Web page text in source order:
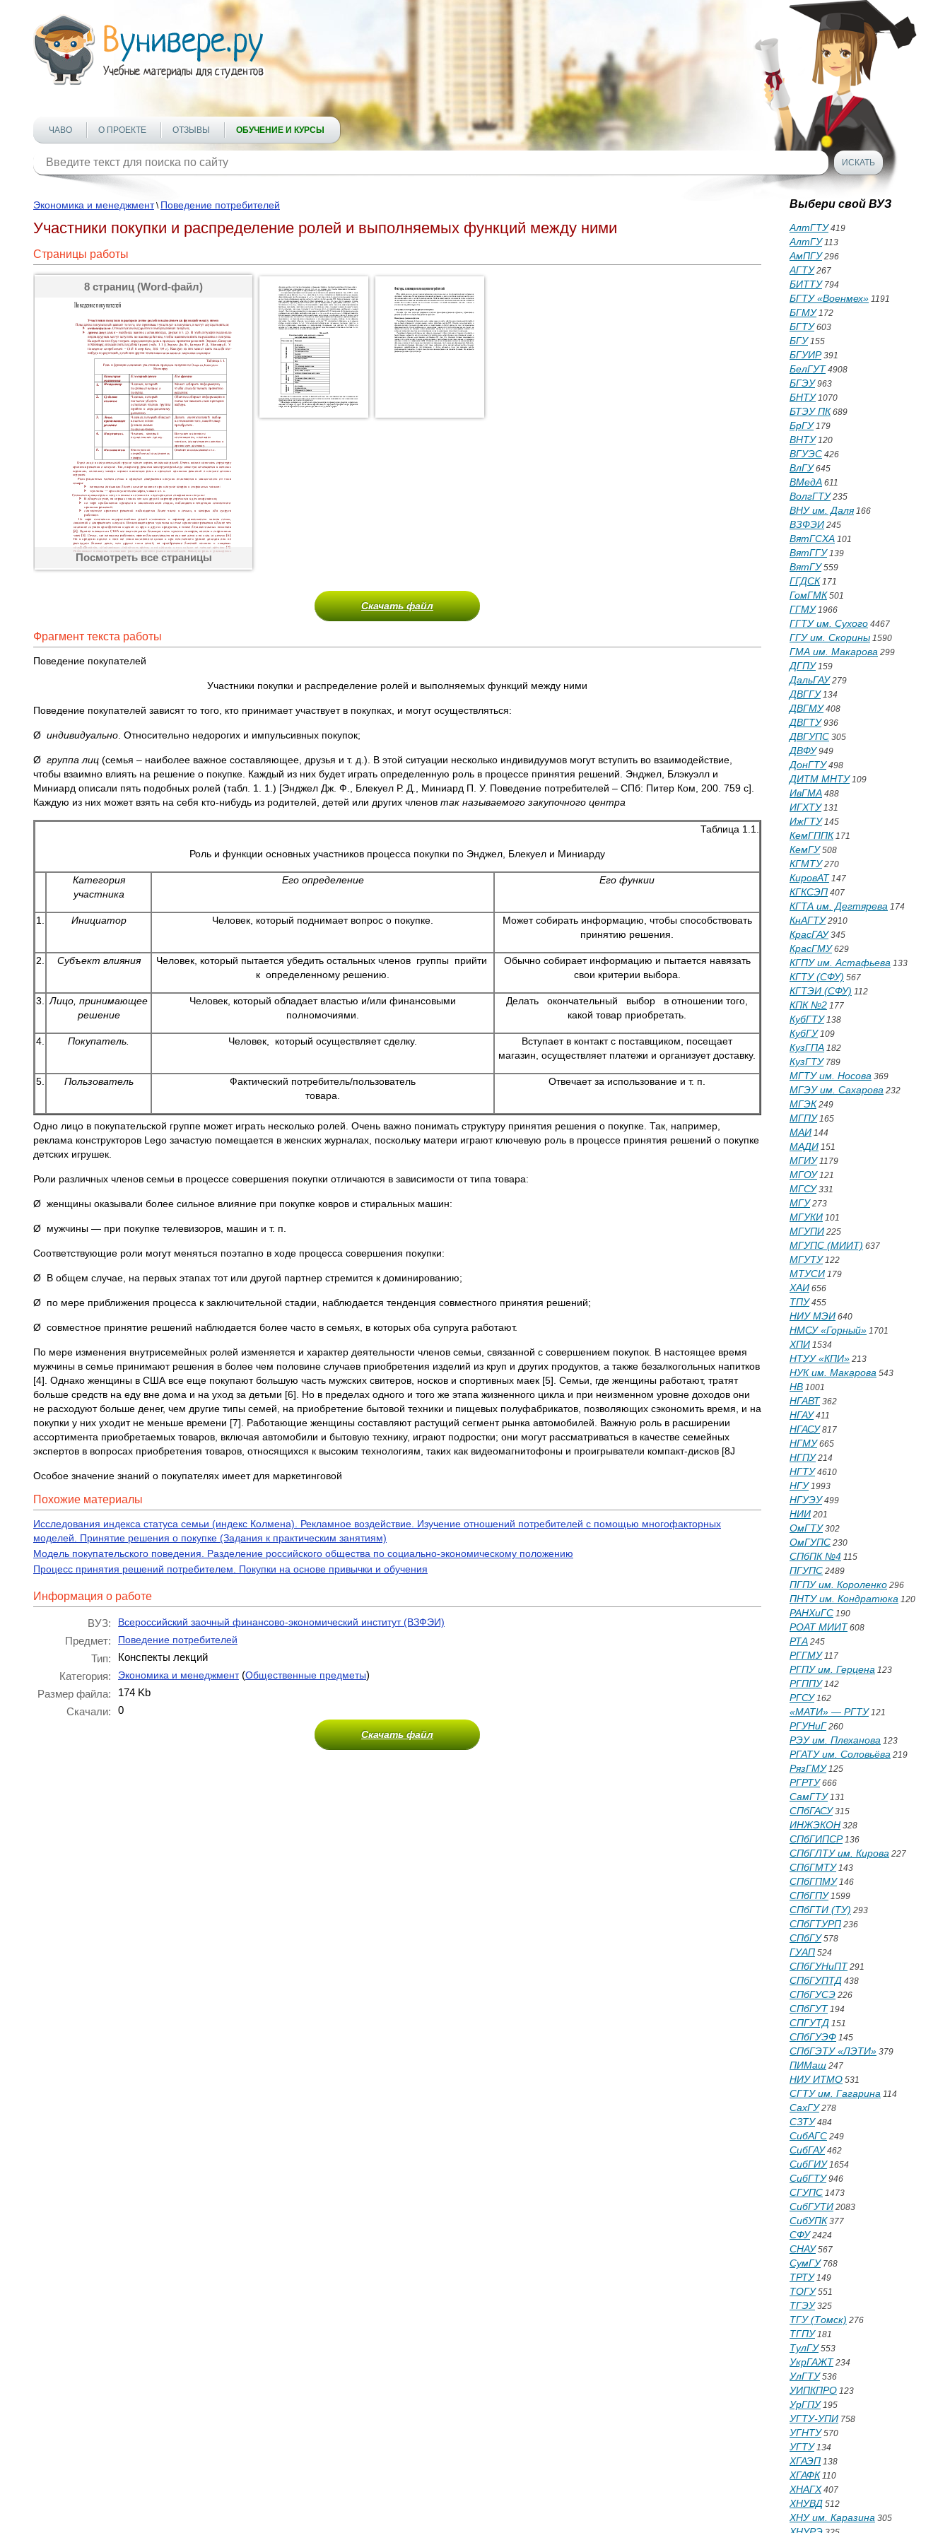
ЧАВО О ПРОЕКТЕ ОТЗЫВЫ ОБУЧЕНИЕ И КУРСЫ
Экономика и менеджмент\ Поведение потребителей
Участники покупки и распределение ролей и выполняемых функций между ними
Страницы работы
8 страниц (Word-файл)
Посмотреть все страницы
Скачать файл
Фрагмент текста работы
Поведение покупателей
Участники покупки и распределение ролей и выполняемых функций между ними
Поведение покупателей зависят то того, кто принимает участвует в покупках, и могут осуществляться:
Ø индивидуально . Относительно недорогих и импульсивных покупок;
Ø группа лиц (семья – наиболее важное составляющее, друзья и т. д.). В этой ситуации несколько индивидуумов могут вступить во взаимодействие,
чтобы взаимно влиять на решение о покупке. Каждый из них будет играть определенную роль в процессе принятия решений. Энджел, Блэкуэлл и
Миниард описали пять подобных ролей (табл. 1. 1.) [Энджел Дж. Ф., Блекуел Р. Д., Миниард П. У. Поведение потребителей – СПб: Питер Ком, 200. 759 с].
Каждую из них может взять на себя кто-нибудь из родителей, детей или других членов так называемого закупочного центра
Таблица 1.1.
Роль и функции основных участников процесса покупки по Энджел, Блекуел и Миниарду
Категория
участника
Его определение Его функии
1. Инициатор Человек, который поднимает вопрос о покупке.
Может собирать информацию, чтобы способствовать
принятию решения.
2. Субъект влияния
Человек, который пытается убедить остальных членов группы прийти
к определенному решению.
Обычно собирает информацию и пытается навязать
свои критерии выбора.
3.
Лицо, принимающее
решение
Человек, который обладает властью и/или финансовыми
полномочиями.
Делать окончательный выбор в отношении того,
какой товар приобретать.
4. Покупатель. Человек, который осуществляет сделку.
Вступает в контакт с поставщиком, посещает
магазин, осуществляет платежи и организует доставку.
5. Пользователь
Фактический потребитель/пользователь
товара.
Отвечает за использование и т. п.
Одно лицо в покупательской группе может играть несколько ролей. Очень важно понимать структуру принятия решения о покупке. Так, например,
реклама конструкторов Lego зачастую помещается в женских журналах, поскольку матери играют ключевую роль в процессе принятия решений о покупке
детских игрушек.
Роли различных членов семьи в процессе совершения покупки отличаются в зависимости от типа товара:
Ø женщины оказывали более сильное влияние при покупке ковров и стиральных машин:
Ø мужчины — при покупке телевизоров, машин и т. п.
Соответствующие роли могут меняться поэтапно в ходе процесса совершения покупки:
Ø В общем случае, на первых этапах тот или другой партнер стремится к доминированию;
Ø по мере приближения процесса к заключительной стадии, наблюдается тенденция совместного принятия решений;
Ø совместное принятие решений наблюдается более часто в семьях, в которых оба супруга работают.
По мере изменения внутрисемейных ролей изменяется и характер деятельности членов семьи, связанной с совершением покупок. В настоящее время
мужчины в семье принимают решения в более чем половине случаев приобретения изделий из круп и других продуктов, а также безалкогольных напитков
[4]. Однако женщины в США все еще покупают большую часть мужских свитеров, носков и спортивных маек [5]. Семьи, где женщины работают, тратят
больше средств на еду вне дома и на уход за детьми [6]. Но в пределах одного и того же этапа жизненного цикла и при неизменном уровне доходов они
не расходуют больше денег, чем другие типы семей, на приобретение бытовой техники и пищевых полуфабрикатов, позволяющих сэкономить время, и на
покупки у них уходит не меньше времени [7]. Работающие женщины составляют растущий сегмент рынка автомобилей. Важную роль в расширении
ассортимента приобретаемых товаров, включая автомобили и бытовую технику, играют подростки; они могут рассматриваться в качестве семейных
экспертов в вопросах приобретения товаров, относящихся к высоким технологиям, таких как видеомагнитофоны и проигрыватели компакт-дисков [8J
Особое значение знаний о покупателях имеет для маркетинговой
Похожие материалы
Исследования индекса статуса семьи (индекс Колмена). Рекламное воздействие. Изучение отношений потребителей с помощью многофакторных
моделей. Принятие решения о покупке (Задания к практическим занятиям)
Модель покупательского поведения. Разделение российского общества по социально-экономическому положению
Процесс принятия решений потребителем. Покупки на основе привычки и обучения
Информация о работе
ВУЗ: Всероссийский заочный финансово-экономический институт (ВЗФЭИ)
Предмет: Поведение потребителей
Тип:
Конспекты лекций
Категория:
Экономика и менеджмент(Общественные предметы)
Размер файла:
174 Kb
Скачали:
0
Скачать файл
Выбери свой ВУЗ
АлтГТУ419
АлтГУ113
АмПГУ296
АГТУ267
БИТТУ794
БГТУ «Военмех» 1191
БГМУ172
БГТУ603
БГУ155
БГУИР391
БелГУТ 4908
БГЭУ963
БНТУ1070
БТЭУ ПК 689
БрГУ179
ВНТУ120
ВГУЭС 426
ВлГУ645
ВМедА 611
ВолгГТУ235
ВНУ им. Даля166
ВЗФЭИ 245
ВятГСХА 101
ВятГГУ139
ВятГУ559
ГГДСК 171
ГомГМК 501
ГГМУ1966
ГГТУ им. Сухого 4467
ГГУ им. Скорины 1590
ГМА им. Макарова 299
ДГПУ159
ДальГАУ279
ДВГГУ134
ДВГМУ408
ДВГТУ936
ДВГУПС 305
ДВФУ949
ДонГТУ498
ДИТМ МНТУ109
ИвГМА 488
ИГХТУ131
ИжГТУ145
КемГППК 171
КемГУ508
КГМТУ270
КировАТ 147
КГКСЭП 407
КГТА им. Дегтярева 174
КнАГТУ2910
КрасГАУ345
КрасГМУ629
КГПУ им. Астафьева 133
КГТУ (СФУ) 567
КГТЭИ (СФУ) 112
КПК №2 177
КубГТУ138
КубГУ109
КузГПА 182
КузГТУ789
МГТУ им. Носова 369
МГЭУ им. Сахарова 232
МГЭК 249
МГПУ165
МАИ 144
МАДИ 151
МГИУ1179
МГОУ121
МГСУ331
МГУ273
МГУКИ 101
МГУПИ 225
МГУПС (МИИТ) 637
МГУТУ122
МТУСИ 179
ХАИ 656
ТПУ455
НИУ МЭИ 640
НМСУ «Горный» 1701
ХПИ 1534
НТУУ «КПИ» 213
НУК им. Макарова 543
НВ 1001
НГАВТ 362
НГАУ411
НГАСУ817
НГМУ665
НГПУ214
НГТУ4610
НГУ1993
НГУЭУ499
НИИ 201
ОмГТУ302
ОмГУПС 230
СПбПК №4 115
ПГУПС 2489
ПГПУ им. Короленко 296
ПНТУ им. Кондратюка 120
РАНХиГС 190
РОАТ МИИТ 608
РТА 245
РГГМУ117
РГПУ им. Герцена 123
РГППУ142
РГСУ162
«МАТИ» — РГТУ121
РГУНиГ 260
РЭУ им. Плеханова 123
РГАТУ им. Соловьёва 219
РязГМУ125
РГРТУ666
СамГТУ131
СПбГАСУ315
ИНЖЭКОН 328
СПбГИПСР136
СПбГЛТУ им. Кирова 227
СПбГМТУ143
СПбГПМУ146
СПбГПУ1599
СПбГТИ (ТУ) 293
СПбГТУРП 236
СПбГУ578
ГУАП 524
СПбГУНиПТ 291
СПбГУПТД 438
СПбГУСЭ 226
СПбГУТ 194
СПГУТД 151
СПбГУЭФ 145
СПбГЭТУ «ЛЭТИ» 379
ПИМаш 247
НИУ ИТМО 531
СГТУ им. Гагарина 114
СахГУ278
СЗТУ484
СибАГС 249
СибГАУ462
СибГИУ1654
СибГТУ946
СГУПС 1473
СибГУТИ 2083
СибУПК 377
СФУ2424
СНАУ567
СумГУ768
ТРТУ149
ТОГУ551
ТГЭУ325
ТГУ (Томск) 276
ТГПУ181
ТулГУ553
УкрГАЖТ 234
УлГТУ536
УИПКПРО 123
УрГПУ195
УГТУ-УПИ 758
УГНТУ570
УГТУ134
ХГАЭП 138
ХГАФК 110
ХНАГХ 407
ХНУВД 512
ХНУ им. Каразина 305